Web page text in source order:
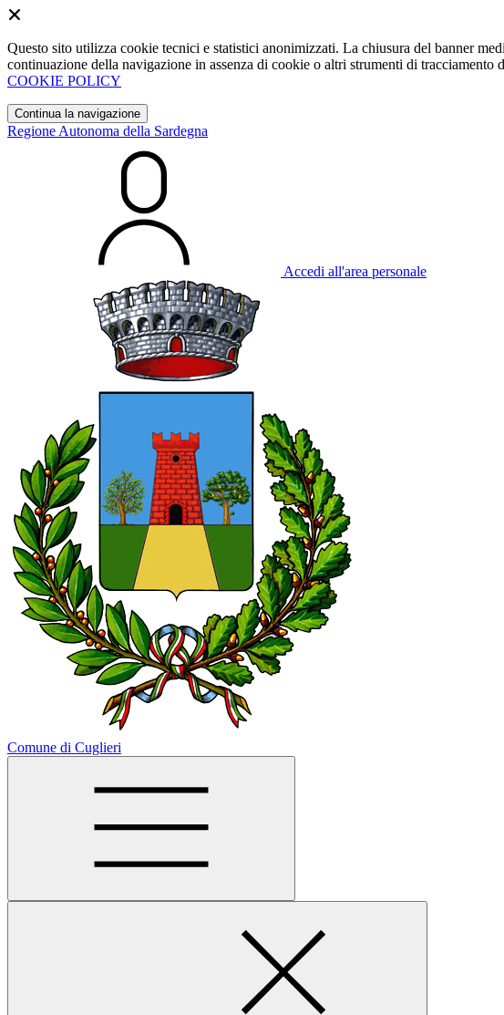
Questo sito utilizza cookie tecnici e statistici anonimizzati. La chiusura del banner
continuazione della navigazione in assenza di cookie o altri strumenti di tracciamento
COOKIE POLICY
Continua la navigazione
Regione Autonoma della Sardegna
Accedi all'area personale
Comune di Cuglieri